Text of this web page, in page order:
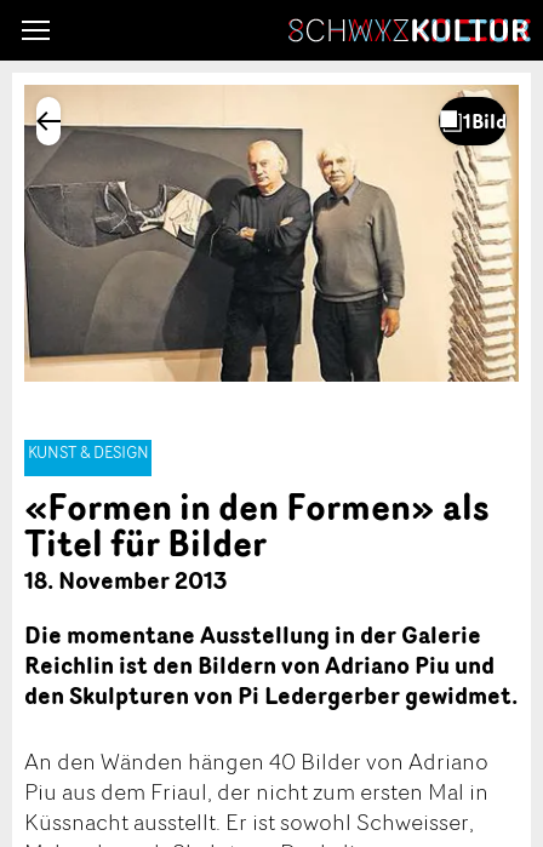
KUNST & DESIGN
«Formen in den Formen» als
Titel für Bilder
18. November 2013
Die momentane Ausstellung in der Galerie
Reichlin ist den Bildern von Adriano Piu und
den Skulpturen von Pi Ledergerber gewidmet.
An den Wänden hängen 40 Bilder von Adriano
Piu aus dem Friaul, der nicht zum ersten Mal in
Küssnacht ausstellt. Er ist sowohl Schweisser,